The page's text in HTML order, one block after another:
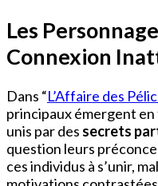
Les
Connexion
Dans “L’Affaire des
principaux émergent en
unis par des secrets
question leurs
ces individus à s’unir,